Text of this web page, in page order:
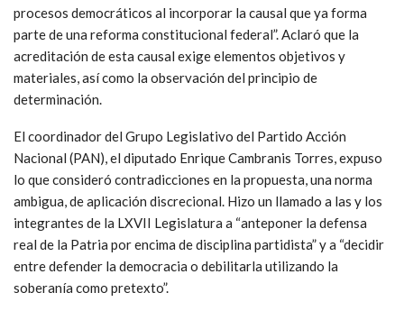
procesos democráticos al incorporar la causal que ya forma
parte de una reforma constitucional federal”. Aclaró que la
acreditación de esta causal exige elementos objetivos y
materiales, así como la observación del principio de
determinación.
El coordinador del Grupo Legislativo del Partido Acción
Nacional (PAN), el diputado Enrique Cambranis Torres, expuso
lo que consideró contradicciones en la propuesta, una norma
ambigua, de aplicación discrecional. Hizo un llamado a las y los
integrantes de la LXVII Legislatura a “anteponer la defensa
real de la Patria por encima de disciplina partidista” y a “decidir
entre defender la democracia o debilitarla utilizando la
soberanía como pretexto”.